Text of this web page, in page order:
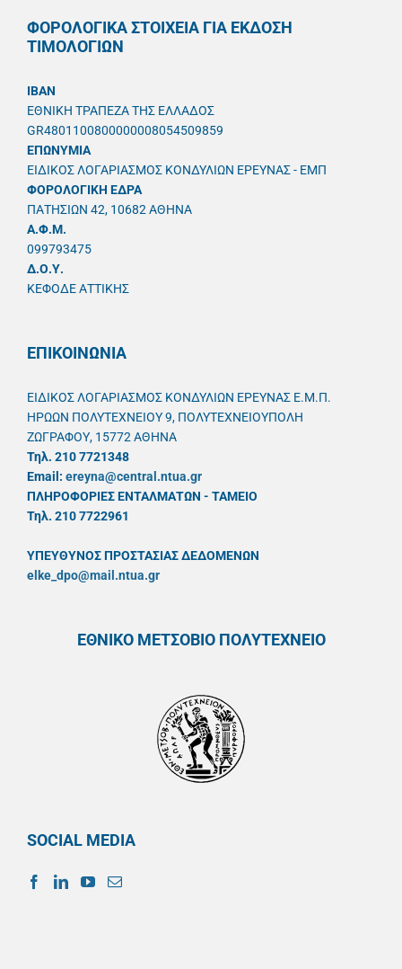
ΦΟΡΟΛΟΓΙΚΑ ΣΤΟΙΧΕΙΑ ΓΙΑ ΕΚΔΟΣΗ
ΤΙΜΟΛΟΓΙΩΝ
IBAN
ΕΘΝΙΚΗ ΤΡΑΠΕΖΑ ΤΗΣ ΕΛΛΑΔΟΣ
GR4801100800000008054509859
ΕΠΩΝΥΜΙΑ
ΕΙΔΙΚΟΣ ΛΟΓΑΡΙΑΣΜΟΣ ΚΟΝΔΥΛΙΩΝ ΕΡΕΥΝΑΣ - ΕΜΠ
ΦΟΡΟΛΟΓΙΚΗ ΕΔΡΑ
ΠΑΤΗΣΙΩΝ 42, 10682 ΑΘΗΝΑ
A.Φ.Μ.
099793475
Δ.Ο.Υ.
ΚΕΦΟΔΕ ΑΤΤΙΚΗΣ
ΕΠΙΚΟΙΝΩΝΙΑ
ΕΙΔΙΚΟΣ ΛΟΓΑΡΙΑΣΜΟΣ ΚΟΝΔΥΛΙΩΝ ΕΡΕΥΝΑΣ Ε.Μ.Π.
ΗΡΩΩΝ ΠΟΛΥΤΕΧΝΕΙΟΥ 9, ΠΟΛΥΤΕΧΝΕΙΟΥΠΟΛΗ
ΖΩΓΡΑΦΟΥ, 15772 ΑΘΗΝΑ
Τηλ. 210 7721348
Email: ereyna@central.ntua.gr
ΠΛΗΡΟΦΟΡΙΕΣ ΕΝΤΑΛΜΑΤΩΝ - ΤΑΜΕΙΟ
Τηλ. 210 7722961
ΥΠΕΥΘYΝΟΣ ΠΡΟΣΤΑΣΙΑΣ ΔΕΔΟΜΕΝΩΝ
elke_dpo@mail.ntua.gr
ΕΘΝΙΚΟ ΜΕΤΣΟΒΙΟ ΠΟΛΥΤΕΧΝΕΙΟ
SOCIAL MEDIA